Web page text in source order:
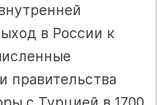
в России к
правительства